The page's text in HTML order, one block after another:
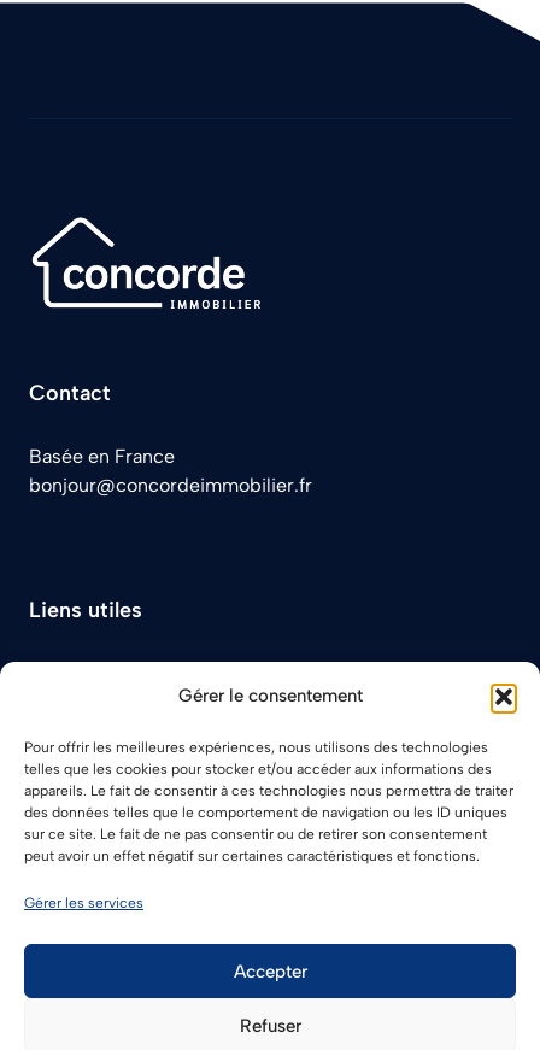
Gérer le consentement
Pour offrir les meilleures expériences, nous utilisons des technologies
telles que les cookies pour stocker et/ou accéder aux informations des
appareils. Le fait de consentir à ces technologies nous permettra de traiter
des données telles que le comportement de navigation ou les ID uniques
sur ce site. Le fait de ne pas consentir ou de retirer son consentement
peut avoir un effet négatif sur certaines caractéristiques et fonctions.
Gérer les services
Accepter
Refuser
Contact
Basée en France
bonjour@concordeimmobilier.fr
Liens utiles